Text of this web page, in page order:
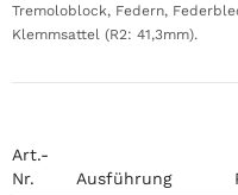
Art.-
Nr.
Ausführung
Tremoloblock, Federn,
Klemmsattel (R2: 41,3mm).